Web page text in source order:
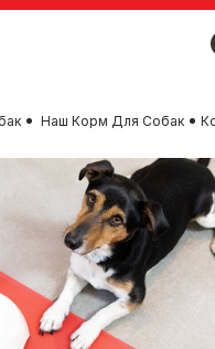
Наш Корм Для Собак